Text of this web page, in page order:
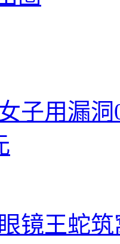
子用漏
镜王蛇